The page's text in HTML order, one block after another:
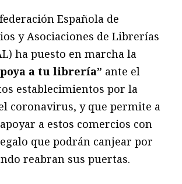
Española de
y Asociaciones de Librerías
ha puesto en marcha la
a tu librería” ante el
establecimientos por la
coronavirus, y que permite a
a estos comercios con
que podrán canjear por
reabran sus puertas.